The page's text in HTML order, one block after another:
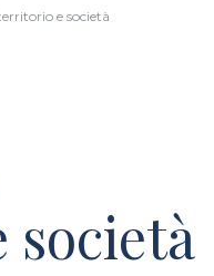
e società